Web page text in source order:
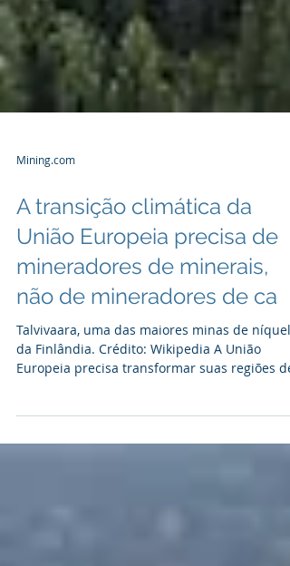
Mining.com
A transição climática da
União Europeia precisa de
mineradores de minerais,
não de mineradores de ca
Talvivaara, uma das maiores minas de níquel
Europeia precisa transformar suas regiões